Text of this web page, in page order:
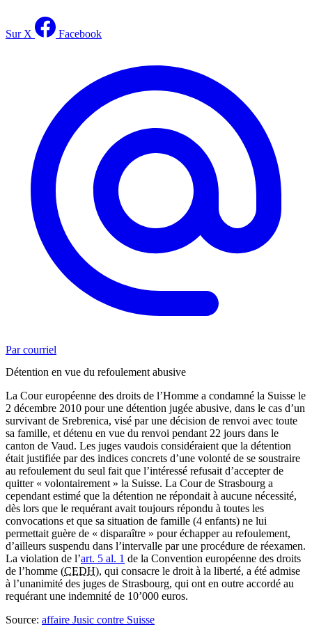
Sur X Facebook
Par courriel
Détention en vue du refoulement abusive
La Cour européenne des droits de l’Homme a condamné la Suisse le
2 décembre 2010 pour une détention jugée abusive, dans le cas d’un
survivant de Srebrenica, visé par une décision de renvoi avec toute
sa famille, et détenu en vue du renvoi pendant 22 jours dans le
canton de Vaud. Les juges vaudois considéraient que la détention
était justifiée par des indices concrets d’une volonté de se soustraire
au refoulement du seul fait que l’intéressé refusait d’accepter de
quitter « volontairement » la Suisse. La Cour de Strasbourg a
cependant estimé que la détention ne répondait à aucune nécessité,
dès lors que le requérant avait toujours répondu à toutes les
convocations et que sa situation de famille (4 enfants) ne lui
permettait guère de « disparaître » pour échapper au refoulement,
d’ailleurs suspendu dans l’intervalle par une procédure de réexamen.
La violation de l’art. 5 al. 1 de la Convention européenne des droits
de l’homme (CEDH), qui consacre le droit à la liberté, a été admise
à l’unanimité des juges de Strasbourg, qui ont en outre accordé au
requérant une indemnité de 10’000 euros.
Source: affaire Jusic contre Suisse